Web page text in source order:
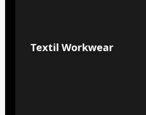
Textil Workwear